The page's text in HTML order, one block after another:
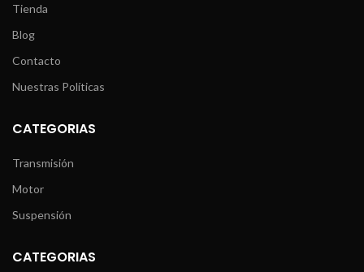
Tienda
Blog
Contacto
Nuestras Políticas
CATEGORIAS
Transmisión
Motor
Suspensión
CATEGORIAS